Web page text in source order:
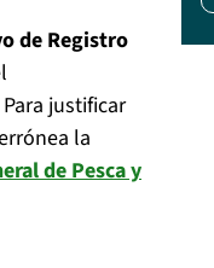
de Registro
justificar
la
de Pesca y